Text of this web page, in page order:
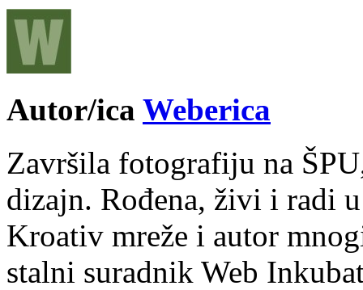
Autor/ica Weberica
Završila fotografiju na
dizajn. Rođena, živi i radi
Kroativ mreže i autor
stalni suradnik Web